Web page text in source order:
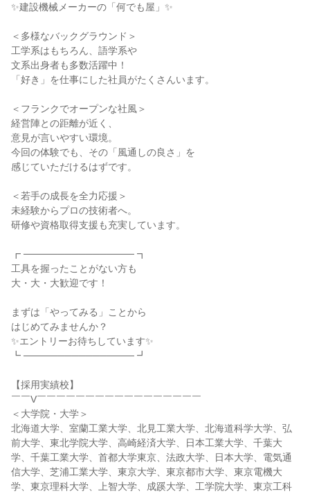
✨建設機械メーカーの「何でも屋」✨
＜多様なバックグラウンド＞
工学系はもちろん、語学系や
文系出身者も多数活躍中！
「好き」を仕事にした社員がたくさんいます。
＜フランクでオープンな社風＞
経営陣との距離が近く、
意見が言いやすい環境。
今回の体験でも、その「風通しの良さ」を
感じていただけるはずです。
＜若手の成長を全力応援＞
未経験からプロの技術者へ。
研修や資格取得支援も充実しています。
┏ ──────────────── ┓
工具を握ったことがない方も
大・大・大歓迎です！
まずは「やってみる」ことから
はじめてみませんか？
✨エントリーお待ちしています✨
┗ ──────────────── ┛
【採用実績校】
￣￣V￣￣￣￣￣￣￣￣￣￣￣￣￣￣￣￣￣
＜大学院・大学＞
北海道大学、室蘭工業大学、北見工業大学、北海道科学大学、弘
前大学、東北学院大学、高崎経済大学、日本工業大学、千葉大
学、千葉工業大学、首都大学東京、法政大学、日本大学、電気通
信大学、芝浦工業大学、東京大学、東京都市大学、東京電機大
学、東京理科大学、上智大学、成蹊大学、工学院大学、東京工科